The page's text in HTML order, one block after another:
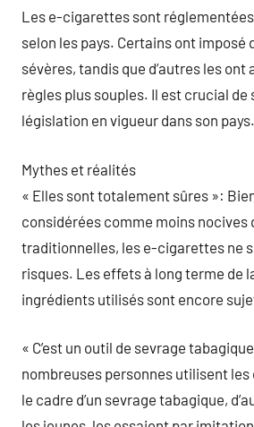
Les e-cigarettes sont
selon les pays. Certains ont imposé
sévères, tandis que d’autres les ont
règles plus souples. Il est crucial de
législation en vigueur dans son pays.
Mythes et réalités
« Elles sont totalement sûres »:
considérées comme moins nocives
traditionnelles, les e-cigarettes ne
risques. Les effets à long terme de
ingrédients utilisés sont encore
« C’est un outil de sevrage
nombreuses personnes utilisent
le cadre d’un sevrage tabagique,